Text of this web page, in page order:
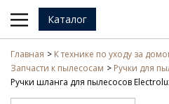
Каталог
Главная
К технике по уходу за
Запчасти к пылесосам
Ручки для
Ручки шланга для пылесосов